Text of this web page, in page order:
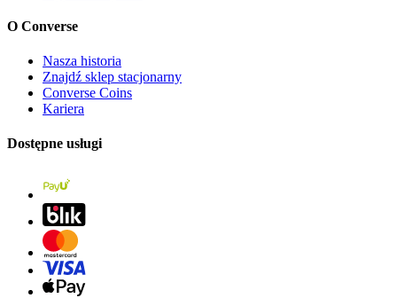
O Converse
Nasza historia
Znajdź sklep stacjonarny
Converse Coins
Kariera
Dostępne usługi